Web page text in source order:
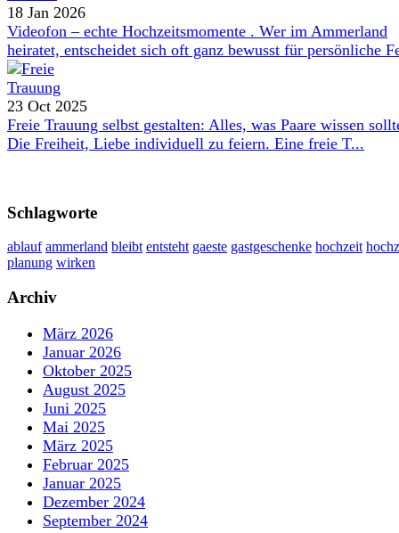
18 Jan 2026
Videofon – echte Hochzeitsmomente . Wer im Ammerland
heiratet, entscheidet sich oft ganz bewusst für persönliche
23 Oct 2025
Freie Trauung selbst gestalten: Alles, was Paare wissen
Die Freiheit, Liebe individuell zu feiern. Eine freie T...
Schlagworte
ablauf ammerland bleibt entsteht gaeste gastgeschenke hochzeit
planung wirken
Archiv
März 2026
Januar 2026
Oktober 2025
August 2025
Juni 2025
Mai 2025
März 2025
Februar 2025
Januar 2025
Dezember 2024
September 2024